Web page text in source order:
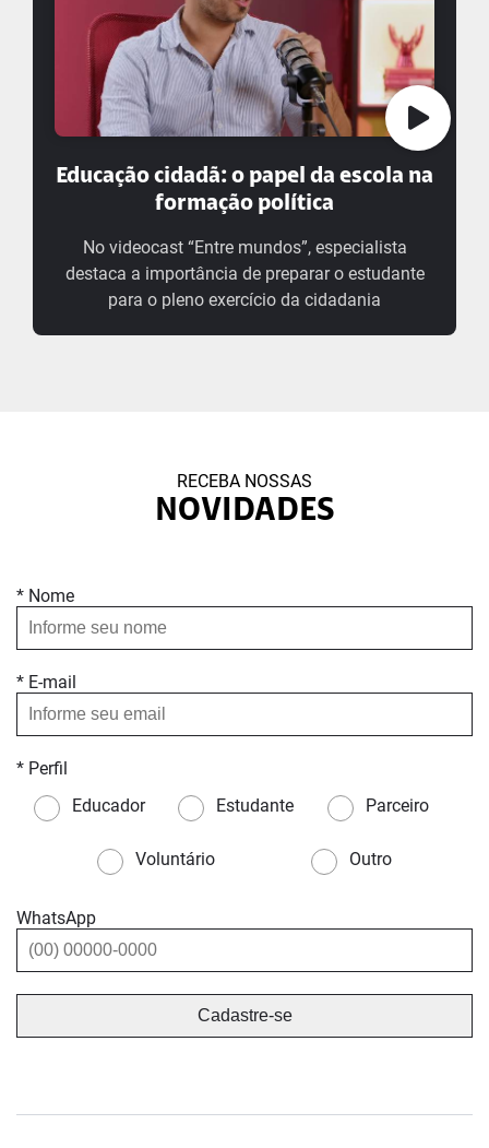
Educação cidadã: o papel da escola na
formação política
No videocast “Entre mundos”, especialista
destaca a importância de preparar o estudante
para o pleno exercício da cidadania
RECEBA NOSSAS
NOVIDADES
* Nome
* E-mail
* Perfil
Educador
Estudante Parceiro
Voluntário Outro
WhatsApp